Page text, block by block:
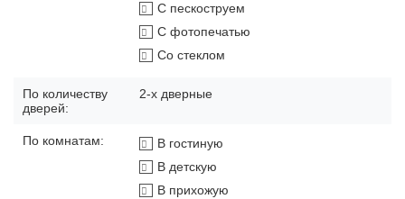
С пескоструем
С фотопечатью
Со стеклом
По количеству
дверей:
2-х дверные
По комнатам:
В гостиную
В детскую
В прихожую